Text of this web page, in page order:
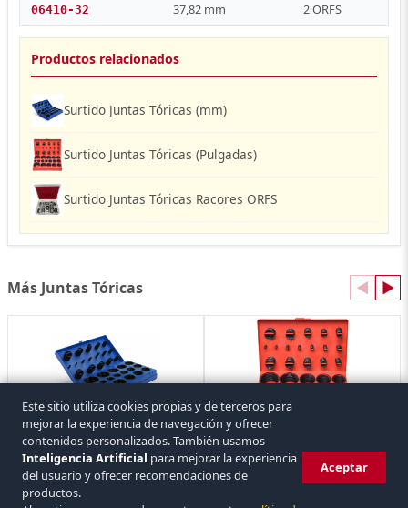
06410-32 37,82 mm 2 ORFS
Productos relacionados
Surtido Juntas Tóricas (mm)
Surtido Juntas Tóricas (Pulgadas)
Surtido Juntas Tóricas Racores ORFS
Más Juntas Tóricas ◀ ▶
Surtido Juntas Tóricas (mm)
2 referencias
Surtido Juntas Tóricas (Pulgadas)
1 referencia
Este sitio utiliza cookies propias y de terceros para
mejorar la experiencia de navegación y ofrecer
contenidos personalizados. También usamos
Inteligencia Artificial para mejorar la experiencia
del usuario y ofrecer recomendaciones de
productos.
Aceptar